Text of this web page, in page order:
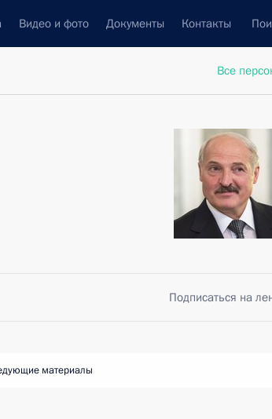
Видео и фото Документы Контакты
Все
Подписаться на
материалы